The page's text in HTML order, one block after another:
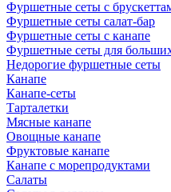
Фуршетные сеты с
Фуршетные сеты салат-бар
Фуршетные сеты с канапе
Фуршетные сеты для
Недорогие фуршетные сеты
Канапе
Канапе-сеты
Тарталетки
Мясные канапе
Овощные канапе
Фруктовые канапе
Канапе с морепродуктами
Салаты